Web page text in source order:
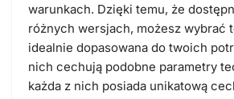
warunkach. Dzięki temu, że
różnych wersjach, możesz wybrać
idealnie dopasowana do twoich
nich cechują podobne parametry
każda z nich posiada unikatową